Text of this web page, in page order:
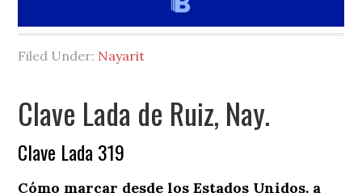
Filed Under: Nayarit
Clave Lada de Ruiz, Nay.
Clave Lada 319
Cómo marcar desde los Estados Unidos. a